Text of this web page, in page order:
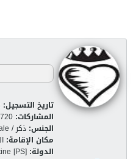
تاريخ التسجيل:
المشاركات:
الجنس: ذكر / Male
مكان الإقامة:
الدولة: [PS]